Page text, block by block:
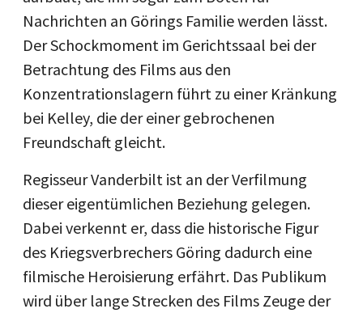
Nachrichten an Görings Familie werden lässt.
Der Schockmoment im Gerichtssaal bei der
Betrachtung des Films aus den
Konzentrationslagern führt zu einer Kränkung
bei Kelley, die der einer gebrochenen
Freundschaft gleicht.
Regisseur Vanderbilt ist an der Verfilmung
dieser eigentümlichen Beziehung gelegen.
Dabei verkennt er, dass die historische Figur
des Kriegsverbrechers Göring dadurch eine
filmische Heroisierung erfährt. Das Publikum
wird über lange Strecken des Films Zeuge der